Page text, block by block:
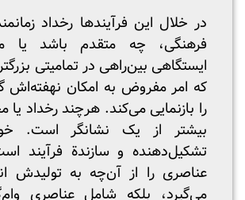
در خلال این فرآیندها رخداد
فرهنگی، چه متقدم باشد یا
ایستگاهی بین‌راهی در تمامیتی
که امر مفروض به امکان نهفته‌اش
را بازنمایی می‌کند. هرچند رخداد
بیشتر از یک نشانگر است.
تشکیل‌دهنده و سازندة فرآیند
عناصری را از آن‌چه به تولیدش
می‌گیرد، بلکه شامل عناصری